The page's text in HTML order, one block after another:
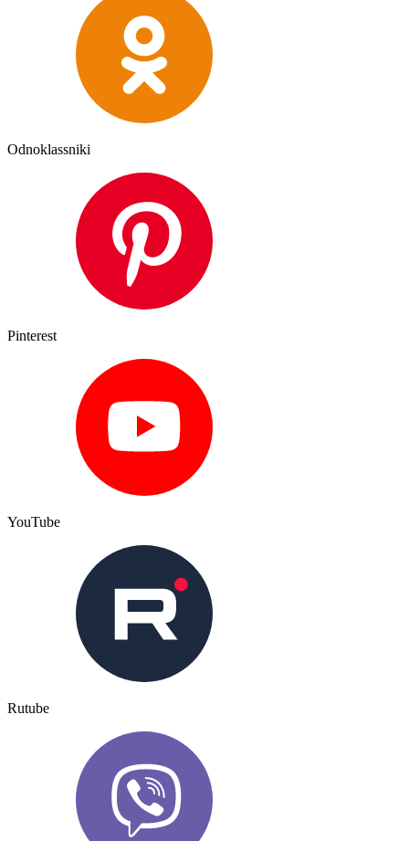
Odnoklassniki
Pinterest
YouTube
Rutube